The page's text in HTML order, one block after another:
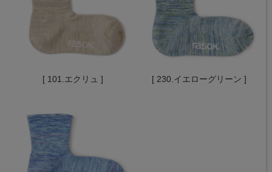
[ 101.エクリュ ] [ 230.イエローグリーン ]